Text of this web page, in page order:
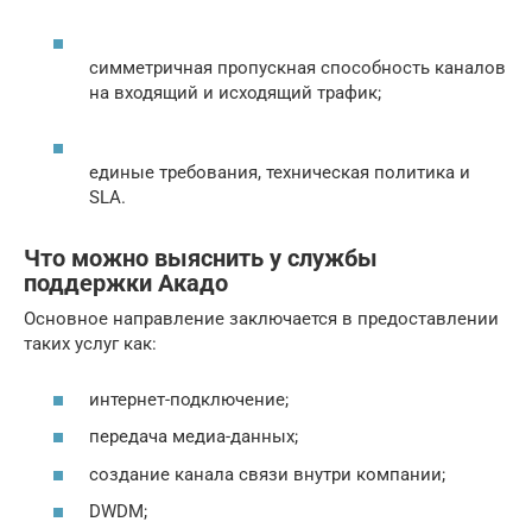
симметричная пропускная способность каналов
на входящий и исходящий трафик;
единые требования, техническая политика и
SLA.
Что можно выяснить у службы
поддержки Акадо
Основное направление заключается в предоставлении
таких услуг как:
интернет-подключение;
передача медиа-данных;
создание канала связи внутри компании;
DWDM;